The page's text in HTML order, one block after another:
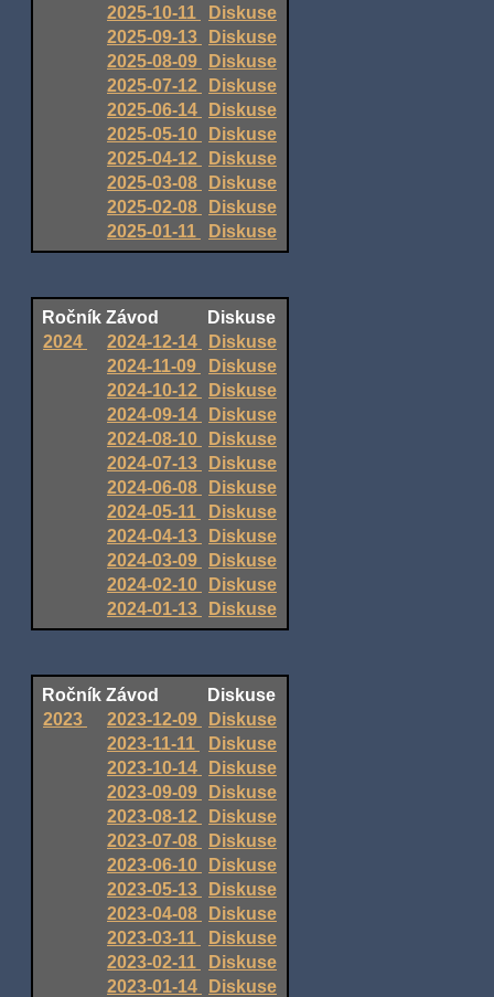
2025-10-11
Diskuse
2025-09-13
Diskuse
2025-08-09
Diskuse
2025-07-12
Diskuse
2025-06-14
Diskuse
2025-05-10
Diskuse
2025-04-12
Diskuse
2025-03-08
Diskuse
2025-02-08
Diskuse
2025-01-11
Diskuse
Ročník Závod
Diskuse
2024
2024-12-14
Diskuse
2024-11-09
Diskuse
2024-10-12
Diskuse
2024-09-14
Diskuse
2024-08-10
Diskuse
2024-07-13
Diskuse
2024-06-08
Diskuse
2024-05-11
Diskuse
2024-04-13
Diskuse
2024-03-09
Diskuse
2024-02-10
Diskuse
2024-01-13
Diskuse
Ročník Závod
Diskuse
2023
2023-12-09
Diskuse
2023-11-11
Diskuse
2023-10-14
Diskuse
2023-09-09
Diskuse
2023-08-12
Diskuse
2023-07-08
Diskuse
2023-06-10
Diskuse
2023-05-13
Diskuse
2023-04-08
Diskuse
2023-03-11
Diskuse
2023-02-11
Diskuse
2023-01-14
Diskuse